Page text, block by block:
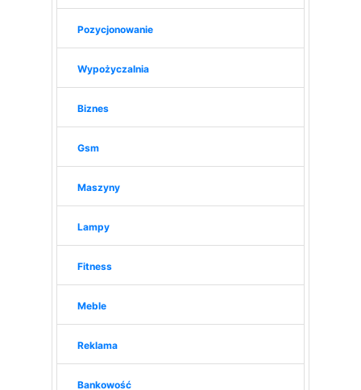
Pozycjonowanie
Wypożyczalnia
Biznes
Gsm
Maszyny
Lampy
Fitness
Meble
Reklama
Bankowość